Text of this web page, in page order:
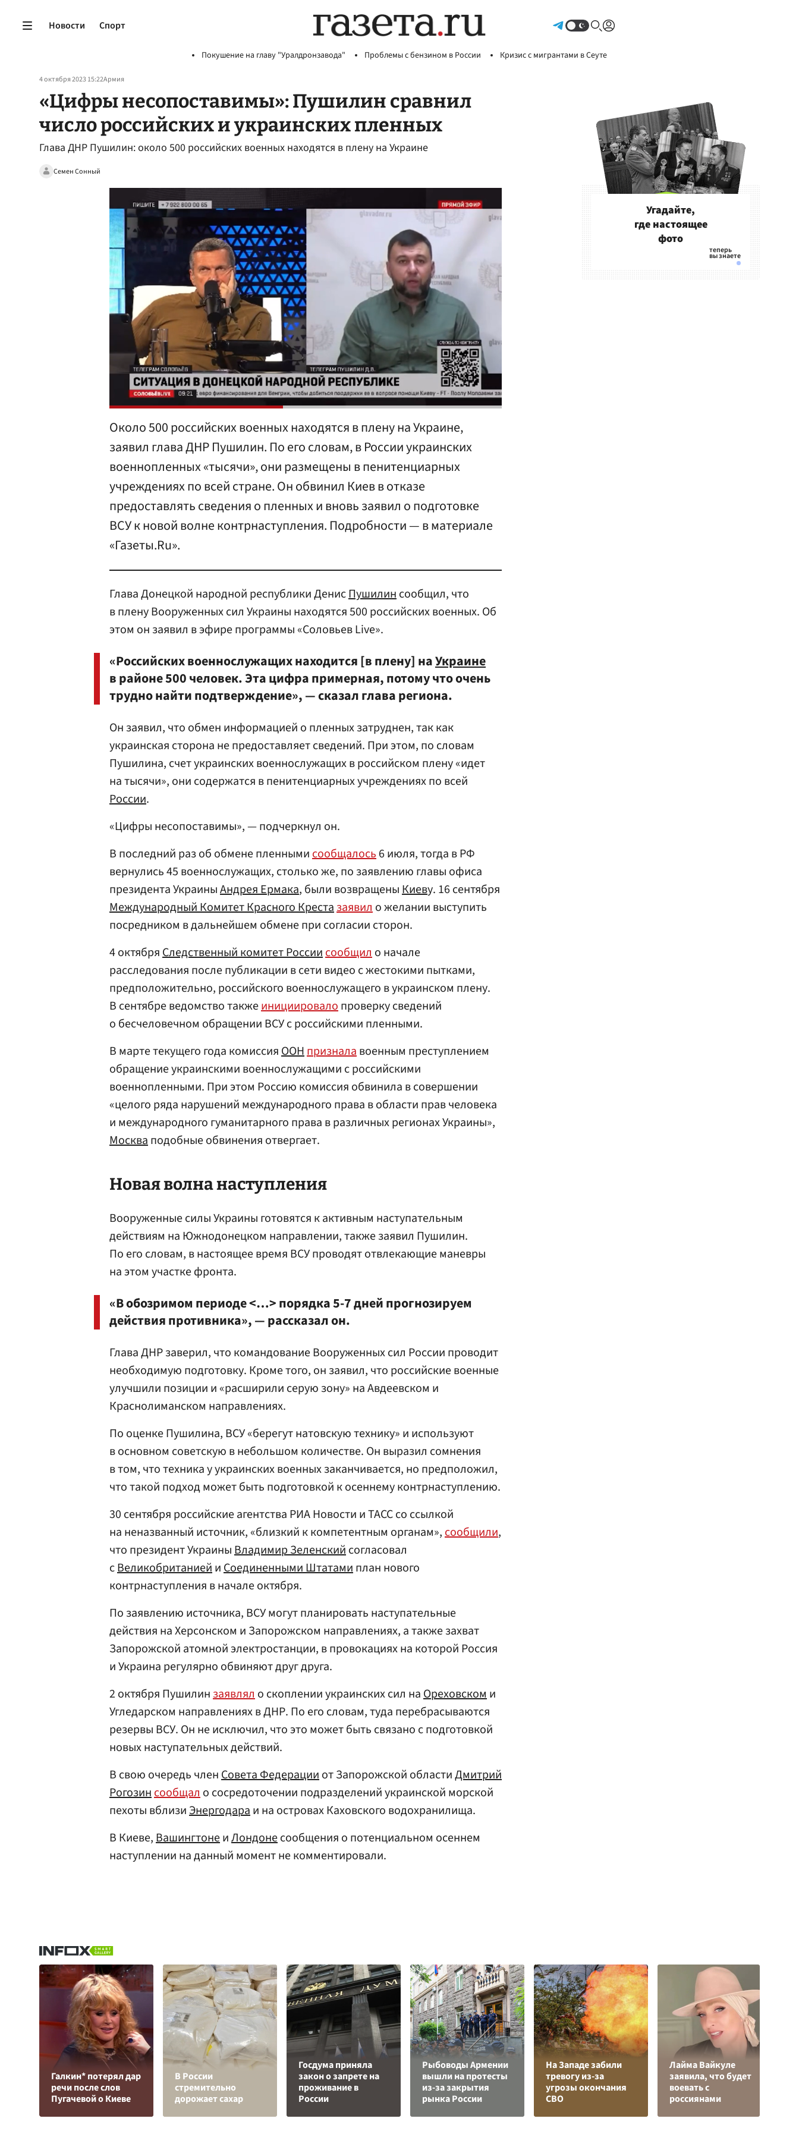
Новости Спорт
Покушение на главу "Уралдронзавода" Проблемы с бензином в России Кризис с мигрантами в Сеуте
4 октября 2023 15:22Армия
«Цифры несопоставимы»: Пушилин сравнил
число российских и украинских пленных
Глава ДНР Пушилин: около 500 российских военных находятся в плену на Украине
Семен Сонный
Около 500 российских военных находятся в плену на Украине,
заявил глава ДНР Пушилин. По его словам, в России украинских
военнопленных «тысячи», они размещены в пенитенциарных
учреждениях по всей стране. Он обвинил Киев в отказе
предоставлять сведения о пленных и вновь заявил о подготовке
ВСУ к новой волне контрнаступления. Подробности — в материале
«Газеты.Ru».
Глава Донецкой народной республики ДенисПушилинсообщил, что
в плену Вооруженных сил Украины находятся 500 российских военных. Об
этом он заявил в эфире программы «Соловьев Live».
«Российских военнослужащих находится [в плену] наУкраине
в районе 500 человек. Эта цифра примерная, потому что очень
трудно найти подтверждение», — сказал глава региона.
Он заявил, что обмен информацией о пленных затруднен, так как
украинская сторона не предоставляет сведений. При этом, по словам
Пушилина, счет украинских военнослужащих в российском плену «идет
на тысячи», они содержатся в пенитенциарных учреждениях по всей
России.
«Цифры несопоставимы», — подчеркнул он.
В последний раз об обмене пленнымисообщалось6 июля, тогда в РФ
вернулись 45 военнослужащих, столько же, по заявлению главы офиса
президента УкраиныАндрея Ермака, были возвращеныКиеву. 16 сентября
Международный Комитет Красного Крестазаявило желании выступить
посредником в дальнейшем обмене при согласии сторон.
4 октябряСледственный комитет Россиисообщило начале
расследования после публикации в сети видео с жестокими пытками,
предположительно, российского военнослужащего в украинском плену.
В сентябре ведомство такжеинициировалопроверку сведений
о бесчеловечном обращении ВСУ с российскими пленными.
В марте текущего года комиссияООНпризналавоенным преступлением
обращение украинскими военнослужащими с российскими
военнопленными. При этом Россию комиссия обвинила в совершении
«целого ряда нарушений международного права в области прав человека
и международного гуманитарного права в различных регионах Украины»,
Москваподобные обвинения отвергает.
Новая волна наступления
Вооруженные силы Украины готовятся к активным наступательным
действиям на Южнодонецком направлении, также заявил Пушилин.
По его словам, в настоящее время ВСУ проводят отвлекающие маневры
на этом участке фронта.
«В обозримом периоде <…> порядка 5-7 дней прогнозируем
действия противника», — рассказал он.
Глава ДНР заверил, что командование Вооруженных сил России проводит
необходимую подготовку. Кроме того, он заявил, что российские военные
улучшили позиции и «расширили серую зону» на Авдеевском и
Краснолиманском направлениях.
По оценке Пушилина, ВСУ «берегут натовскую технику» и используют
в основном советскую в небольшом количестве. Он выразил сомнения
в том, что техника у украинских военных заканчивается, но предположил,
что такой подход может быть подготовкой к осеннему контрнаступлению.
30 сентября российские агентства РИА Новости и ТАСС со ссылкой
на неназванный источник, «близкий к компетентным органам»,сообщили,
что президент УкраиныВладимир Зеленскийсогласовал
сВеликобританиейиСоединенными Штатамиплан нового
контрнаступления в начале октября.
По заявлению источника, ВСУ могут планировать наступательные
действия на Херсонском и Запорожском направлениях, а также захват
Запорожской атомной электростанции, в провокациях на которой Россия
и Украина регулярно обвиняют друг друга.
2 октября Пушилинзаявляло скоплении украинских сил наОреховскоми
Угледарском направлениях в ДНР. По его словам, туда перебрасываются
резервы ВСУ. Он не исключил, что это может быть связано с подготовкой
новых наступательных действий.
В свою очередь членСовета Федерацииот Запорожской областиДмитрий
Рогозинсообщало сосредоточении подразделений украинской морской
пехоты вблизиЭнергодараи на островах Каховского водохранилища.
В Киеве,ВашингтонеиЛондонесообщения о потенциальном осеннем
наступлении на данный момент не комментировали.
Угадайте,
где настоящее
фото
Галкин* потерял дар
речи после слов
Пугачевой о Киеве
В России
стремительно
дорожает сахар
Госдума приняла
закон о запрете на
проживание в
России
Рыбоводы Армении
вышли на протесты
из-за закрытия
рынка России
На Западе забили
тревогу из-за
угрозы окончания
СВО
Лайма Вайкуле
заявила, что будет
воевать с
россиянами